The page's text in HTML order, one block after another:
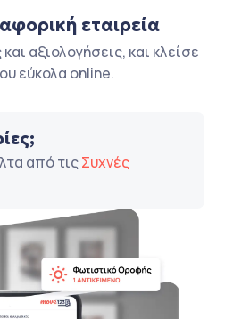
εταιρεία
αξιολογήσεις, και κλείσε
εύκολα online.
από τιςΣυχνές